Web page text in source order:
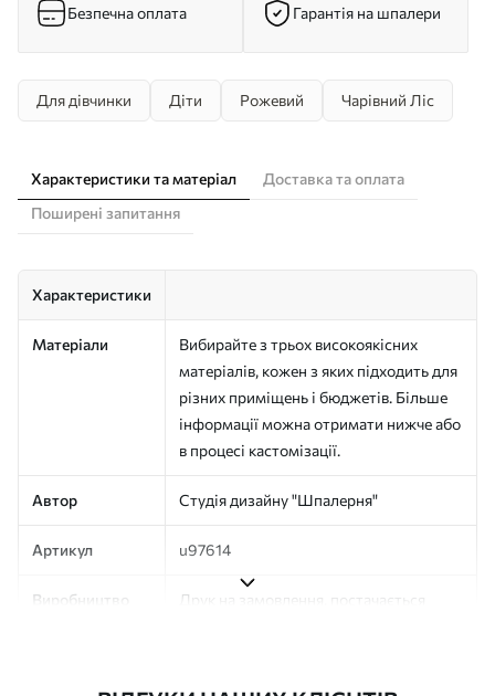
Безпечна оплата Гарантія на шпалери
Для дівчинки Діти Рожевий Чарівний Ліс
Характеристики та матеріал
Доставка та оплата
Поширені запитання
Характеристики
Матеріали
Вибирайте з трьох високоякісних
матеріалів, кожен з яких підходить для
різних приміщень і бюджетів. Більше
інформації можна отримати нижче або
в процесі кастомізації.
Автор Студія дизайну "Шпалерня"
Артикул u97614
Виробництво
Друк на замовлення, постачається